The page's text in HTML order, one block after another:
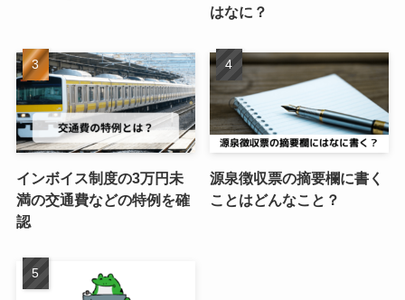
はなに？
インボイス制度の3万円未
満の交通費などの特例を確
認
源泉徴収票の摘要欄に書く
ことはどんなこと？